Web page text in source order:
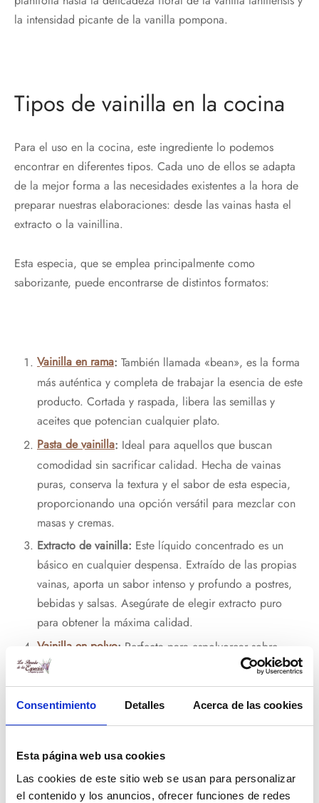
Consentimiento Detalles Acerca de las cookies
Esta página web usa cookies
Las cookies de este sitio web se usan para personalizar
el contenido y los anuncios, ofrecer funciones de redes
la intensidad picante de la vanilla pompona.
Tipos de vainilla en la cocina
Para el uso en la cocina, este ingrediente lo podemos
encontrar en diferentes tipos. Cada uno de ellos se adapta
de la mejor forma a las necesidades existentes a la hora de
preparar nuestras elaboraciones: desde las vainas hasta el
extracto o la vainillina.
Esta especia, que se emplea principalmente como
saborizante, puede encontrarse de distintos formatos:
Vainilla en rama: También llamada «bean», es la forma
más auténtica y completa de trabajar la esencia de este
producto. Cortada y raspada, libera las semillas y
aceites que potencian cualquier plato.
Pasta de vainilla: Ideal para aquellos que buscan
comodidad sin sacrificar calidad. Hecha de vainas
puras, conserva la textura y el sabor de esta especia,
proporcionando una opción versátil para mezclar con
masas y cremas.
Extracto de vainilla: Este líquido concentrado es un
básico en cualquier despensa. Extraído de las propias
vainas, aporta un sabor intenso y profundo a postres,
bebidas y salsas. Asegúrate de elegir extracto puro
para obtener la máxima calidad.
Vainilla en polvo: Perfecta para espolvorear sobre
postres, batidos o incluso café, esta forma de vainilla
agrega un matiz delicado sin alterar la textura.
Vainillina:Este compuesto sintético, a menudo utilizado
como sucedáneo, ofrece una opción asequible pero
menos compleja que las naturales.
¿Cuál es el mejor tipo?